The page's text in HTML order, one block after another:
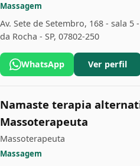
Massagem
Av. Sete de Setembro, 168 - sala 5
da Rocha - SP, 07802-250
WhatsApp Ver perfil
Namaste terapia
Massoterapeuta
Massoterapeuta
Massagem